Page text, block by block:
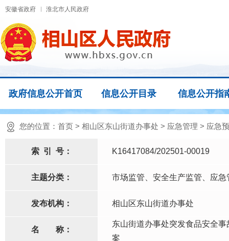
安徽省政府 淮北市人民政府
政府信息公开首页 信息公开目录 信息公开指
您的位置： 首页 > 相山区东山街道办事处 > 应急管理 > 应急
索 引 号： K16417084/202501-00019
主题分类： 市场监管、安全生产监管、应急
发布机构： 相山区东山街道办事处
名 称：
东山街道办事处突发食品安全
案